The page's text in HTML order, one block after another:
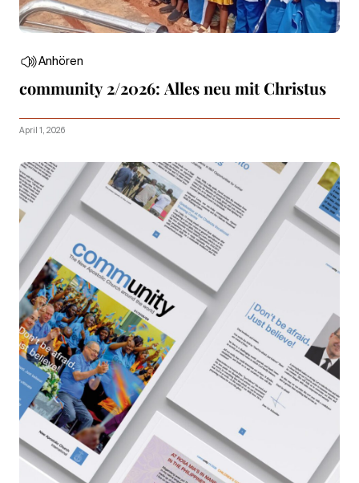
Anhören
community 2/2026: Alles neu mit Christus
April 1, 2026